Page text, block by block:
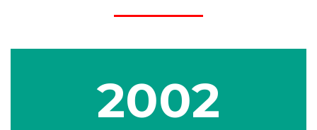
2002